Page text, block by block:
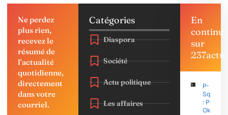
Ne perdez
plus rien,
recevez le
résumé de
l'actualité
quotidienne,
directement
dans votre
courriel.
Catégories
Diaspora
Société
Actu politique
Les affaires
En
continu
sur
237actu
P-
Square
: Peter
Okoye